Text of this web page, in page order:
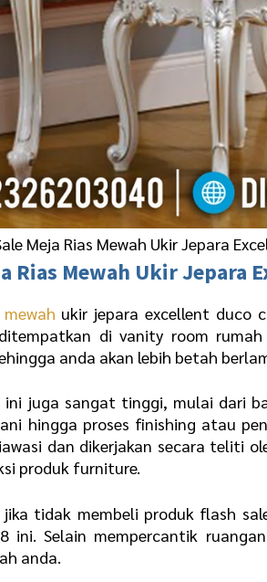
Meja Rias Mewah Ukir Jepara
Rias Mewah Ukir Jepara
ukir jepara excellent duco
di vanity room
anda akan lebih betah
juga sangat tinggi, mulai dari
hingga proses finishing atau
dan dikerjakan secara teliti
produk furniture.
jika tidak membeli produk flash
ini. Selain mempercantik
anda.